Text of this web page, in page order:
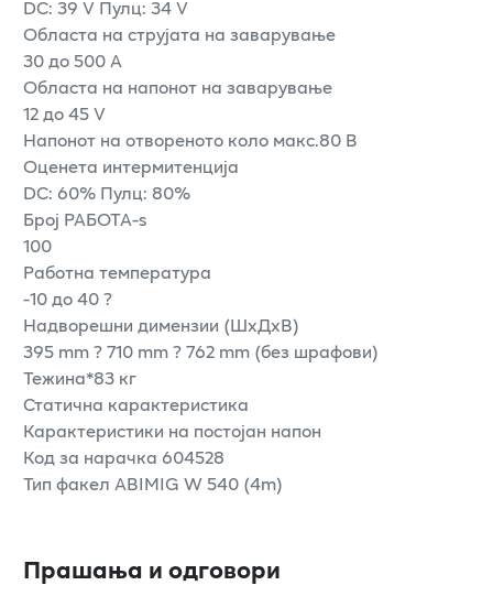
DC: 39 V Пулц: 34 V
Областа на струјата на заварување
30 до 500 А
Областа на напонот на заварување
12 до 45 V
Напонот на отвореното коло макс.80 В
Оценета интермитенција
DC: 60% Пулц: 80%
Број РАБОТА-s
100
Работна температура
-10 до 40 ?
Надворешни димензии (ШxДxВ)
395 mm ? 710 mm ? 762 mm (без шрафови)
Тежина*83 кг
Статична карактеристика
Карактеристики на постојан напон
Код за нарачка 604528
Тип факел ABIMIG W 540 (4m)
Прашања и одговори